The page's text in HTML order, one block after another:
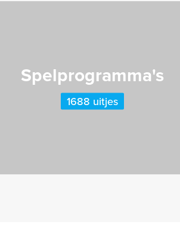
Spelprogramma's
1688 uitjes